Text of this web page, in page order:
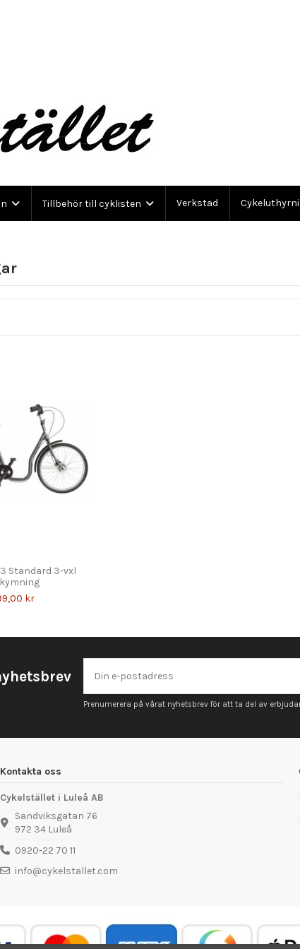
Tillbehör till cyklisten Verkstad
Standard 3-vxl
kr
Prenumerera på vårat nyhetsbrev för att ta del av
Kontakta oss
Cykelstället i Luleå AB
Sandviksgatan 76
972 34 Luleå
0920-22 70 11
info@cykelstallet.com